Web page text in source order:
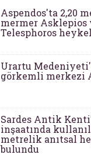
Aspendos'ta 2,20
mermer Asklepios
Telesphoros
Urartu
görkemli merkezi
Sardes Antik
inşaatında
metrelik anıtsal
bulundu